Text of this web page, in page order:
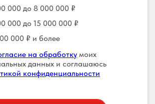
000 до 8 000 000 ₽
000 до 15 000 000 ₽
000 ₽ и более
на обработку моих
данных и соглашаюсь
конфиденциальности